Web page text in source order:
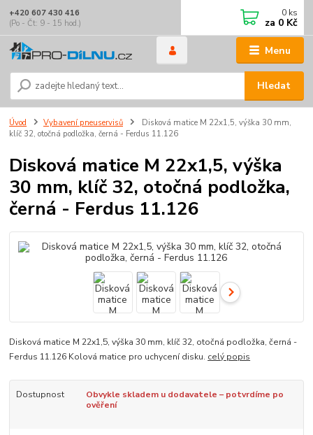
Menu
Hledat
+420 607 430 416
(Po - Čt: 9 - 15 hod.)
0 ks
za 0 Kč
Úvod Vybavení pneuservisů
Disková matice M 22x1,5, výška 30 mm,
klíč 32, otočná podložka, černá - Ferdus 11.126
Disková matice M 22x1,5, výška
30 mm, klíč 32, otočná podložka,
černá - Ferdus 11.126
Disková matice M 22x1,5, výška 30 mm, klíč 32, otočná podložka, černá -
Ferdus 11.126 Kolová matice pro uchycení disku. celý popis
Dostupnost
Obvykle skladem u dodavatele – potvrdíme po
ověření